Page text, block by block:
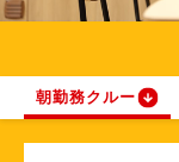
朝勤務クルー